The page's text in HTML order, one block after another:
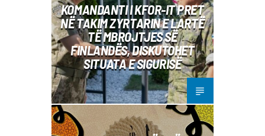
KOMANDANTI I KFOR-IT PRET
NË TAKIM ZYRTARIN E LARTË
TË MBROJTJES SË
FINLANDËS, DISKUTOHET
SITUATA E SIGURISË